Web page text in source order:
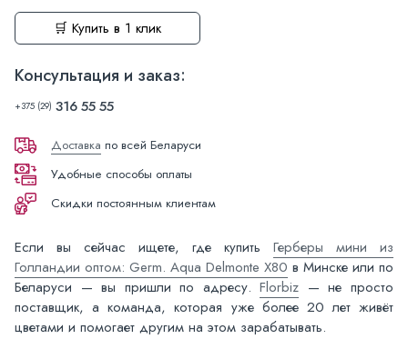
🛒 Купить в 1 клик
Консультация и заказ:
+375 (29) 316 55 55
Доставка по всей Беларуси
Удобные способы оплаты
Скидки постоянным клиентам
Если вы сейчас ищете, где купить Герберы мини из
Голландии оптом: Germ. Aqua Delmonte X80 в Минске или по
Беларуси — вы пришли по адресу.Florbiz — не просто
поставщик, а команда, которая уже более 20 лет живёт
цветами и помогает другим на этом зарабатывать.